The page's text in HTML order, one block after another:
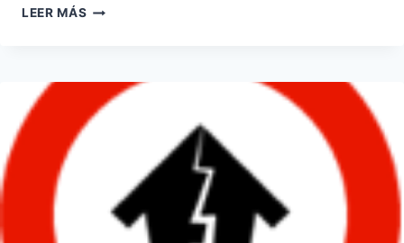
LEER MÁS DUCTOS,
LOS
HIDROCARBUROS
EN